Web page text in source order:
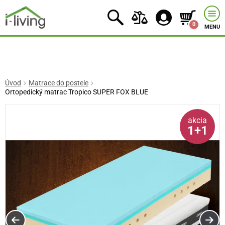
0 MENU
Úvod
Matrace do postele
Ortopedický matrac Tropico SUPER FOX BLUE
akcia
1+1